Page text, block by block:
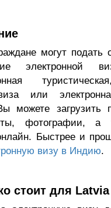
могут подать
электронной
виза или
можете загрузить
фотографии, а
Быстрее и
визу в Индию.
стоит для